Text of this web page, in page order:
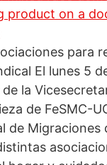
para
El lunes 5
la
de FeSMC-
de Migraciones